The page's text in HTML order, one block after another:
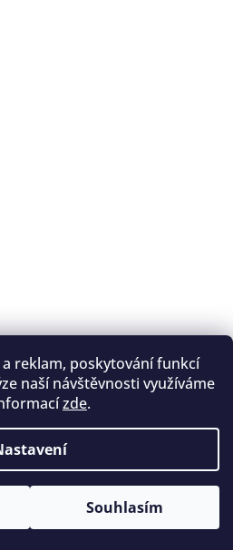
reklam, poskytování funkcí
naší návštěvnosti využíváme
zde.
Souhlasím
I. Královský lukostřelecký klub
lukostřelecký svaz
. Všechna práva vyhrazena.
nastavení cookies